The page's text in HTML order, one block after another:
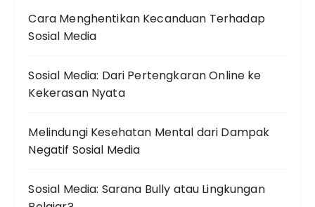
Cara Menghentikan Kecanduan Terhadap
Sosial Media
Sosial Media: Dari Pertengkaran Online ke
Kekerasan Nyata
Melindungi Kesehatan Mental dari Dampak
Negatif Sosial Media
Sosial Media: Sarana Bully atau Lingkungan